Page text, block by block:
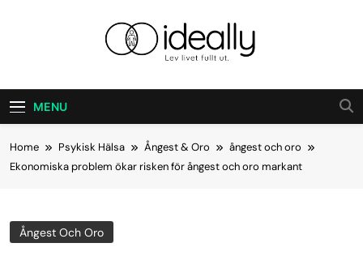
Ideally
MENU
Home Psykisk Hälsa Ångest & Oro
ångest och oro
Ekonomiska problem ökar risken för ångest och oro markant
Ångest Och Oro